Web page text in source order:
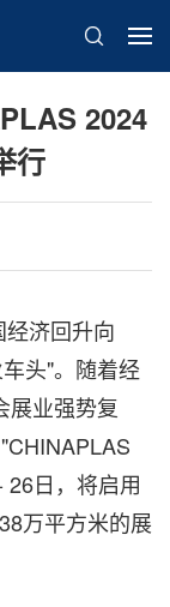
2024
行
济回升向
头"。随着经
展业强势复
日，将启用
万平方米的展